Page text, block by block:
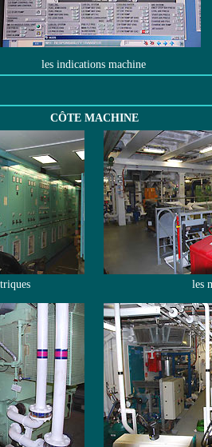
les indications machine
CÔTE MACHINE
les